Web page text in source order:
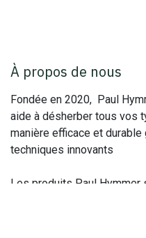
À propos de nous
Fondée en 2020, Paul
aide à désherber tous vos
manière efficace et
techniques innovants
Les produits Paul